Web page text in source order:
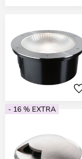
- 16 % EXTRA